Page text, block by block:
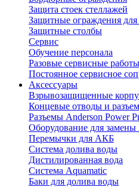
Защита стоек стеллажей
Защитные ограждения для
Защитные столбы
Сервис
Обучение персонала
Разовые сервисные работы
Постоянное сервисное
Аксессуары
Взрывозащищенные
Концевые отводы и
Разъемы Anderson Power
Оборудование для
Перемычки для АКБ
Система долива воды
Дистилированная вода
Система Aquamatic
Баки для долива воды